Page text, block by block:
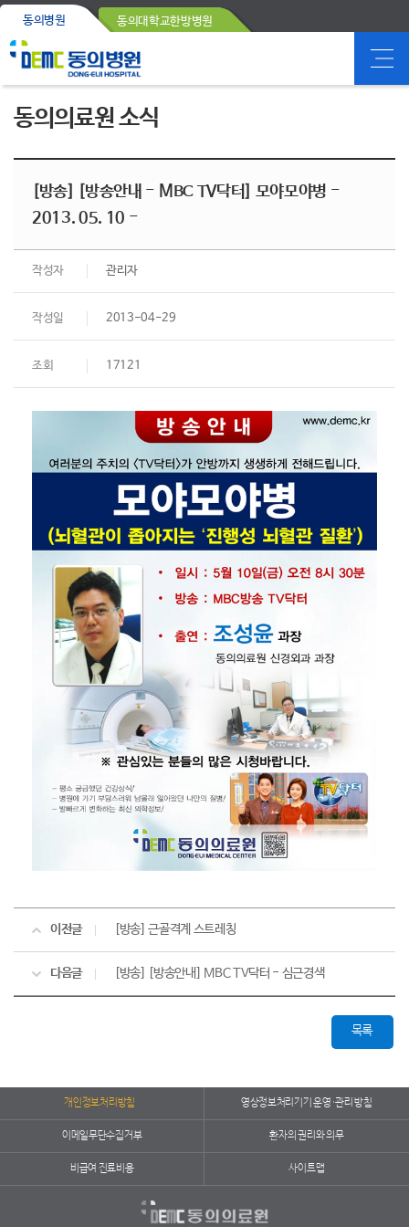
동의병원 동의대학교한방병원
동의의료원 소식
[방송] [방송안내 - MBC TV닥터] 모야모야병 -
2013. 05. 10 -
작성자 관리자
작성일 2013-04-29
조회 17121
이전글 [방송] 근골격계 스트레칭
다음글 [방송] [방송안내] MBC TV닥터 - 심근경색
목록
개인정보처리방침 영상정보처리기기 운영·관리 방침
이메일무단수집거부 환자의 권리와 의무
비급여 진료비용 사이트맵